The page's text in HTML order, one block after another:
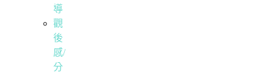
導
觀
後
感/
分